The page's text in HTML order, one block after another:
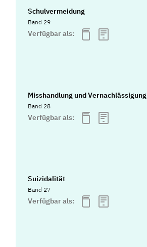
Schulvermeidung
Band 29
Verfügbar als:
Misshandlung und Vernachlässigung
Band 28
Verfügbar als:
Suizidalität
Band 27
Verfügbar als: